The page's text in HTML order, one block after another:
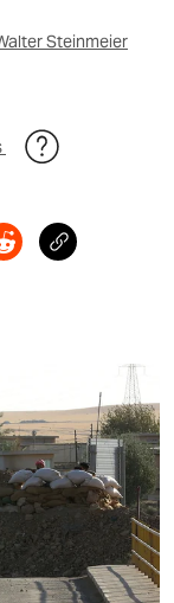
Steinmeier